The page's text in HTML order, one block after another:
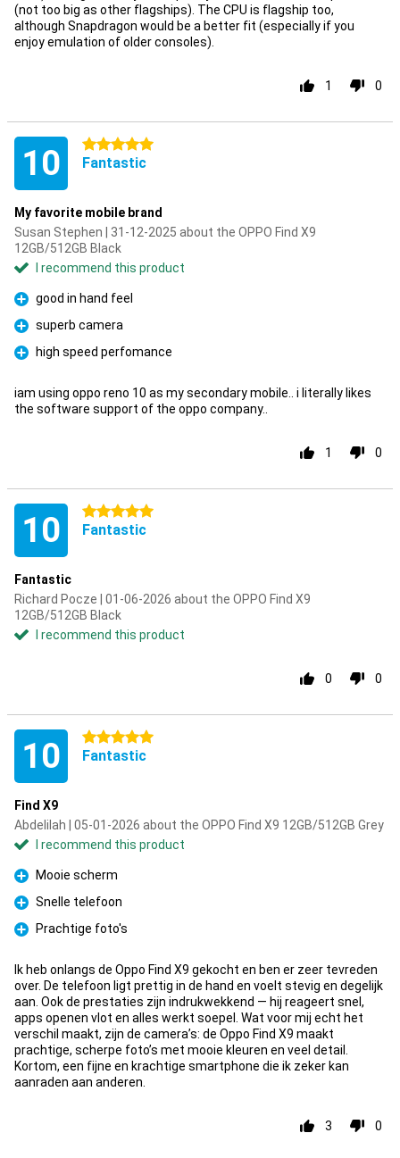
(not too big as other flagships). The CPU is flagship too,
although Snapdragon would be a better fit (especially if you
enjoy emulation of older consoles).
1 0
10 5 stars
Fantastic
My favorite mobile brand
Susan Stephen | 31-12-2025 about the OPPO Find X9
12GB/512GB Black
I recommend this product
Pro
good in hand feel
Pro
superb camera
Pro
high speed perfomance
iam using oppo reno 10 as my secondary mobile.. i literally likes
the software support of the oppo company..
1 0
10 5 stars
Fantastic
Fantastic
Richard Pocze | 01-06-2026 about the OPPO Find X9
12GB/512GB Black
I recommend this product
0 0
10 5 stars
Fantastic
Find X9
Abdelilah | 05-01-2026 about the OPPO Find X9 12GB/512GB Grey
I recommend this product
Pro
Mooie scherm
Pro
Snelle telefoon
Pro
Prachtige foto's
Ik heb onlangs de Oppo Find X9 gekocht en ben er zeer tevreden
over. De telefoon ligt prettig in de hand en voelt stevig en degelijk
aan. Ook de prestaties zijn indrukwekkend — hij reageert snel,
apps openen vlot en alles werkt soepel. Wat voor mij echt het
verschil maakt, zijn de camera’s: de Oppo Find X9 maakt
prachtige, scherpe foto’s met mooie kleuren en veel detail.
Kortom, een fijne en krachtige smartphone die ik zeker kan
aanraden aan anderen.
3 0